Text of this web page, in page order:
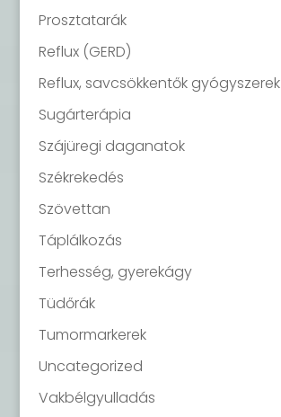
Prosztatarák
Reflux (GERD)
Reflux, savcsökkentők gyógyszerek
Sugárterápia
Szájüregi daganatok
Székrekedés
Szövettan
Táplálkozás
Terhesség, gyerekágy
Tüdőrák
Tumormarkerek
Uncategorized
Vakbélgyulladás